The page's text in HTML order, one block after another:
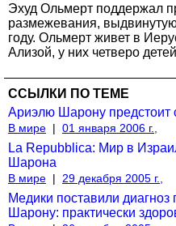
Эхуд Ольмерт поддержал
размежевания,
году. Ольмерт живет в
Ализой, у них четверо
ССЫЛКИ ПО ТЕМЕ
Ариэлю Шарону предстоит
В мире | 01 января 2006 г.,
La Repubblica: Мир в
Шарона
В мире | 29 декабря 2005 г.,
Медики поставили
Шарону: практически